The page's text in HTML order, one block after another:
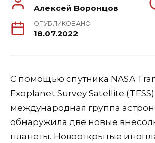
Алексей Воронцов
ОПУБЛИКОВАНО
18.07.2022
С помощью спутника NASA
Exoplanet Survey Satellite (TESS)
международная группа
обнаружила две новые
планеты. Новооткрытые